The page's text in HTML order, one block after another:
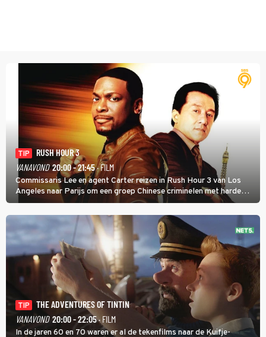
TIP
RUSH HOUR 3
VANAVOND 20:00 - 21:45· FILM
Commissaris Lee en agent Carter reizen in Rush Hour 3 van Los
Angeles naar Parijs om een groep Chinese criminelen met harde
hand aan te pakken.
TIP
THE ADVENTURES OF TINTIN
VANAVOND 20:00 - 22:05· FILM
In de jaren 60 en 70 waren er al de tekenfilms naar de Kuifje-